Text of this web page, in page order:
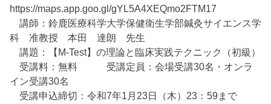
https://maps.app.goo.gl/gYL5A4XEQmo2FTM17
講師：鈴鹿医療科学大学保健衛生学部鍼灸サイエンス学
科 准教授 本田 達朗 先生
講題：【M-Test】の理論と臨床実践テクニック（初級）
受講料：無料 受講定員：会場受講30名・オンラ
イン受講30名
受講申込締切：令和7年1月23日（木）23：59まで